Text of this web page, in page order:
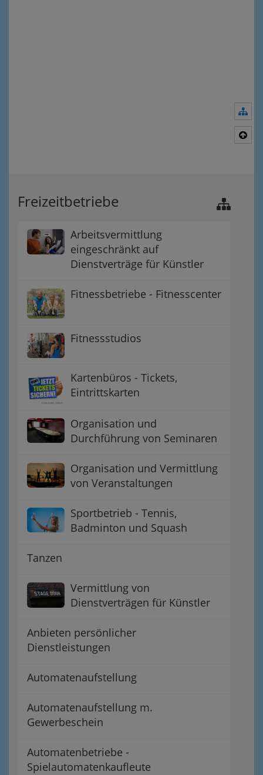
Freizeitbetriebe
Arbeitsvermittlung
eingeschränkt auf
Dienstverträge für Künstler
Fitnessbetriebe - Fitnesscenter
Fitnessstudios
Kartenbüros - Tickets,
Eintrittskarten
Organisation und
Durchführung von Seminaren
Organisation und Vermittlung
von Veranstaltungen
Sportbetrieb - Tennis,
Badminton und Squash
Tanzen
Vermittlung von
Dienstverträgen für Künstler
Anbieten persönlicher
Dienstleistungen
Automatenaufstellung
Automatenaufstellung m.
Gewerbeschein
Automatenbetriebe -
Spielautomatenkaufleute